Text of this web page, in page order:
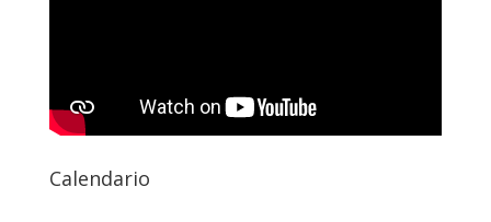
Calendario